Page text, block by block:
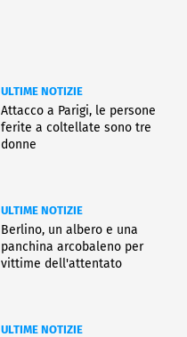
ULTIME NOTIZIE
Attacco a Parigi, le persone
ferite a coltellate sono tre
donne
ULTIME NOTIZIE
Berlino, un albero e una
panchina arcobaleno per
vittime dell'attentato
ULTIME NOTIZIE